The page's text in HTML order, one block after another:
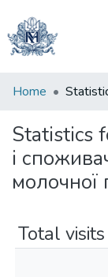
Communities
Collections
All of DSpace
Home
Statistics
і
молочної
Total visits